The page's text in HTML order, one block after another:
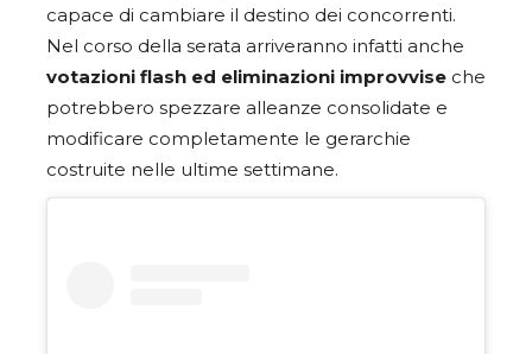
capace di cambiare il destino dei concorrenti.
Nel corso della serata arriveranno infatti anche
votazioni flash ed eliminazioni improvvise che
potrebbero spezzare alleanze consolidate e
modificare completamente le gerarchie
costruite nelle ultime settimane.